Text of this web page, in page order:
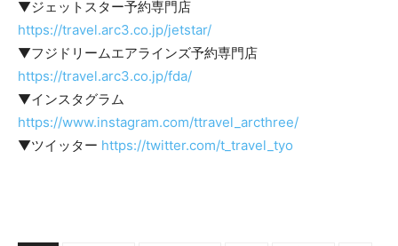
▼ジェットスター予約専門店
https://travel.arc3.co.jp/jetstar/
▼フジドリームエアラインズ予約専門店
https://travel.arc3.co.jp/fda/
▼インスタグラム
https://www.instagram.com/ttravel_arcthree/
▼ツイッター https://twitter.com/t_travel_tyo